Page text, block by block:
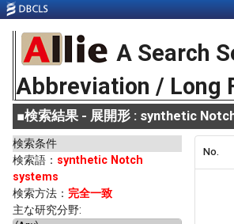
A Search
Abbreviation / Long
■検索結果 - 展開形 : synthetic
検索条件
検索語： synthetic Notch
systems
検索方法： 完全一致
主な研究分野:
No.